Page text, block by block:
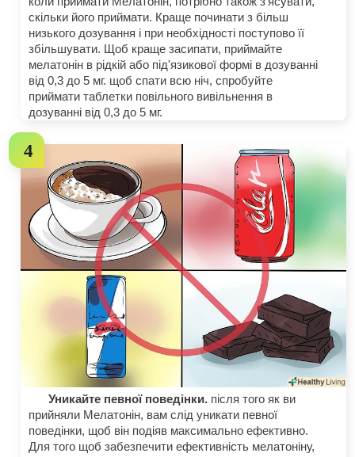
скільки його приймати. Краще починати з більш
низького дозування і при необхідності поступово її
збільшувати. Щоб краще засипати, приймайте
мелатонін в рідкій або під'язикової формі в дозуванні
від 0,3 до 5 мг. щоб спати всю ніч, спробуйте
приймати таблетки повільного вивільнення в
дозуванні від 0,3 до 5 мг.
Уникайте певної поведінки. після того як ви
прийняли Мелатонін, вам слід уникати певної
поведінки, щоб він подіяв максимально ефективно.
Для того щоб забезпечити ефективність мелатоніну,